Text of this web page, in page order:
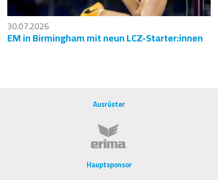
30.07.2026
EM in Birmingham mit neun LCZ-Starter:innen
Ausrüster
Hauptsponsor